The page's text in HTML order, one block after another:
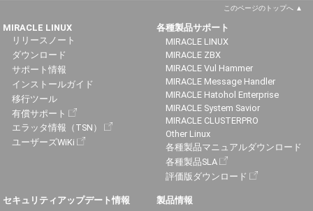
このページのトップへ
MIRACLE LINUX
リリースノート
ダウンロード
サポート情報
インストールガイド
移行ツール
有償サポート
エラッタ情報（TSN）
ユーザーズWiKi
各種製品サポート
MIRACLE LINUX
MIRACLE ZBX
MIRACLE Vul Hammer
MIRACLE Message Handler
MIRACLE Hatohol Enterprise
MIRACLE System Savior
MIRACLE CLUSTERPRO
Other Linux
各種製品マニュアルダウンロード
各種製品SLA
評価版ダウンロード
セキュリティアップデート情報
製品情報